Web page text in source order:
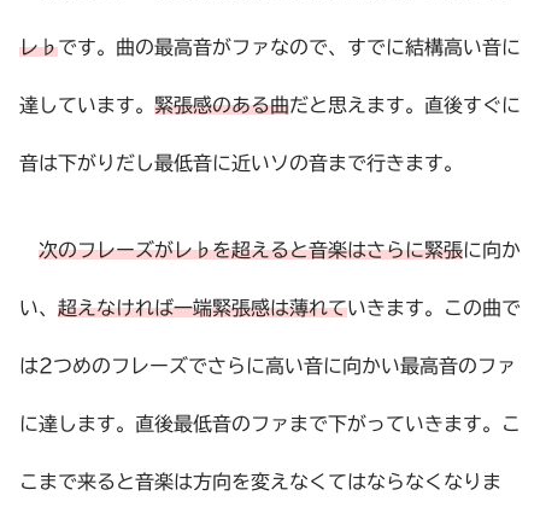
レ♭です。曲の最高音がファなので、すでに結構高い音に
達しています。 緊張感のある曲だと思えます。直後すぐに
音は下がりだし最低音に近いソの音まで行きます。
次のフレーズがレ♭を超えると音楽はさらに緊張に向か
い、 超えなければ一端緊張感は薄れていきます。この曲で
は2つめのフレーズでさらに高い音に向かい最高音のファ
に達します。直後最低音のファまで下がっていきます。こ
こまで来ると音楽は方向を変えなくてはならなくなりま